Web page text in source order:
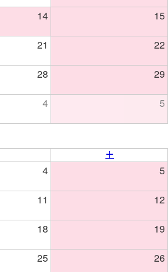
14 15
21 22
28 29
4 5
土
4 5
11 12
18 19
25 26